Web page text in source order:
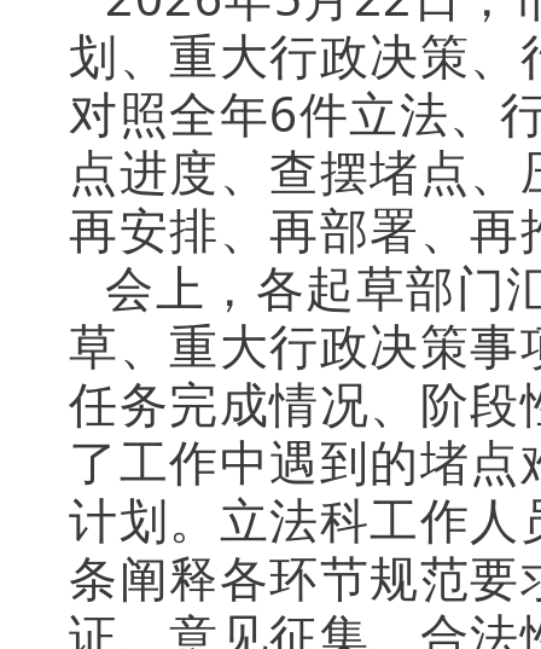
划、重大行政决策
对照全年6件立法、
点进度、查摆堵点
再安排、再部署、再
会上，各起草部门
草、重大行政决策
任务完成情况、阶
了工作中遇到的堵
计划。立法科工作
条阐释各环节规范
证、意见征集、合